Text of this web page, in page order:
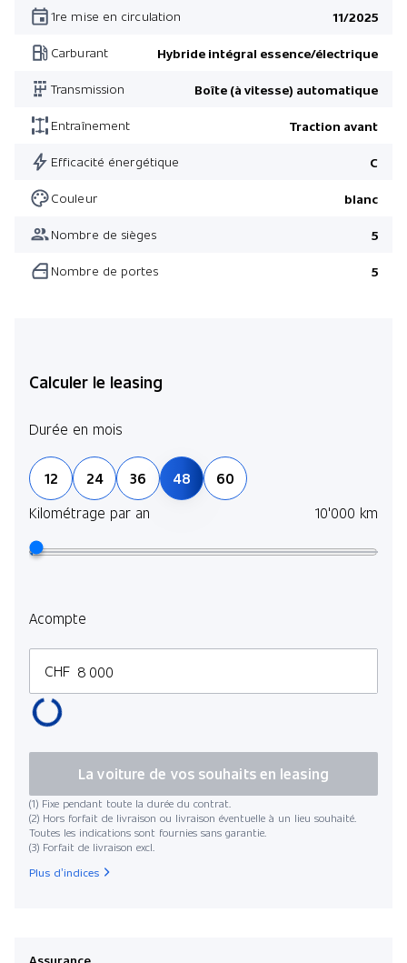
1re mise en circulation 11/2025
Carburant Hybride intégral essence/électrique
Transmission Boîte (à vitesse) automatique
Entraînement Traction avant
Efficacité énergétique C
Couleur blanc
Nombre de sièges 5
Nombre de portes 5
Calculer le leasing
Durée en mois
12 24 36 48
60
Kilométrage par an
10'000 km
Acompte
CHF
(1) Fixe pendant toute la durée du contrat.
(2) Hors forfait de livraison ou livraison éventuelle à un lieu souhaité.
Toutes les indications sont fournies sans garantie.
(3) Forfait de livraison excl.
La voiture de vos souhaits en leasing
Plus d’indices